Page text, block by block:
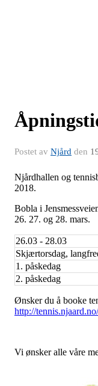
Postet av Njård den
Njårdhallen og
2018.
Bobla i
26. 27. og 28. mars.
26.03 - 28.03
Skjærtorsdag,
1. påskedag
2. påskedag
Ønsker du å booke
http://
Vi ønsker alle våre